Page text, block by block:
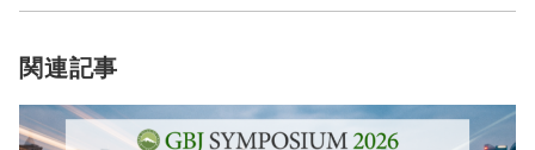
関連記事